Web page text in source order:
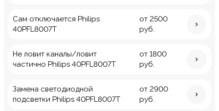
Сам отключается Philips
40PFL8007T
от 2500
руб.
Не ловит каналы/ловит
частично Philips 40PFL8007T
от 1800
руб.
Замена светодиодной
подсветки Philips 40PFL8007T
от 2900
руб.